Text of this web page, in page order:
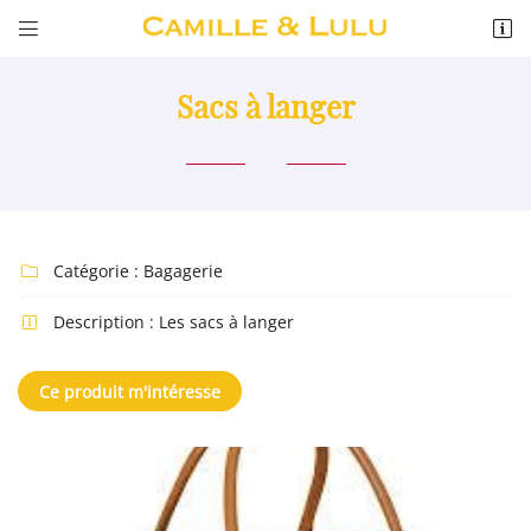
 
Sacs à langer
 Catégorie : Bagagerie
 Description : Les sacs à langer
Ce produit m'intéresse